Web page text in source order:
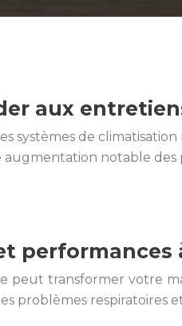
aux
systèmes de
notable
performances
peut transformer votre
problèmes respiratoires